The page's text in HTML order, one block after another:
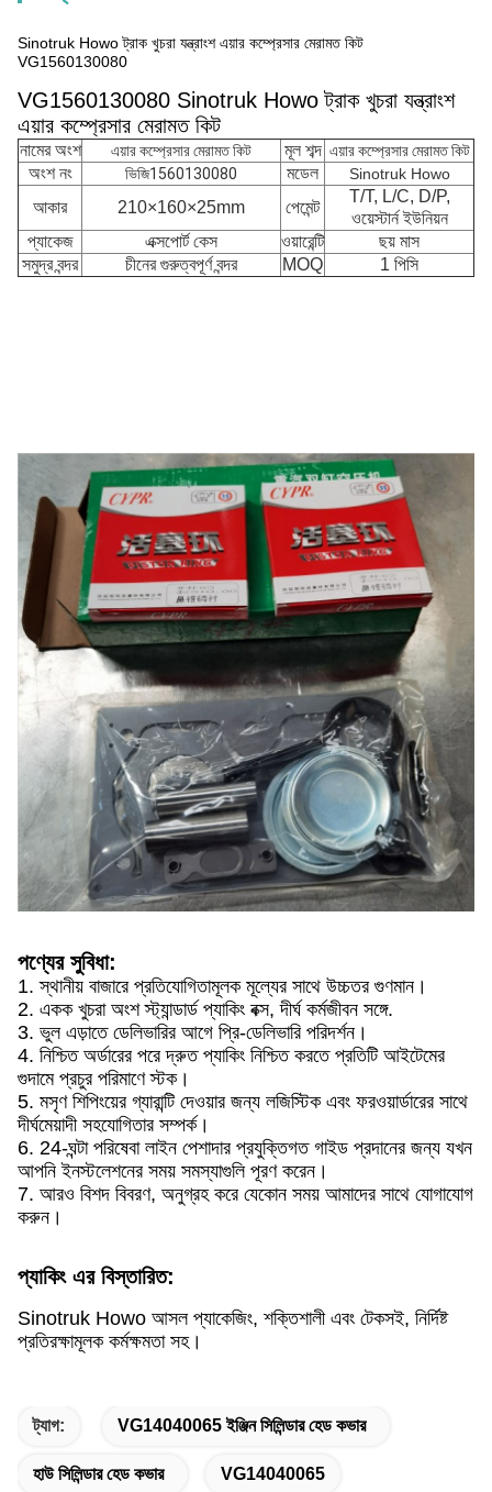
Sinotruk Howo ট্রাক খুচরা যন্ত্রাংশ এয়ার কম্প্রেসার মেরামত কিট
VG1560130080
VG1560130080 Sinotruk Howo ট্রাক খুচরা যন্ত্রাংশ
এয়ার কম্প্রেসার মেরামত কিট
নামের অংশ এয়ার কম্প্রেসার মেরামত কিট মূল শব্দ এয়ার কম্প্রেসার মেরামত কিট
অংশ নং ভিজি1560130080 মডেল Sinotruk Howo
আকার 210×160×25mm পেমেন্ট
T/T, L/C, D/P,
ওয়েস্টার্ন ইউনিয়ন
প্যাকেজ
এক্সপোর্ট কেস ওয়ারেন্টি
ছয় মাস
সমুদ্র বন্দর
চীনের গুরুত্বপূর্ণ বন্দর MOQ 1 পিসি
পণ্যের সুবিধা:
1. স্থানীয় বাজারে প্রতিযোগিতামূলক মূল্যের সাথে উচ্চতর গুণমান।
2. একক খুচরা অংশ স্ট্যান্ডার্ড প্যাকিং বক্স, দীর্ঘ কর্মজীবন সঙ্গে.
3. ভুল এড়াতে ডেলিভারির আগে প্রি-ডেলিভারি পরিদর্শন।
4. নিশ্চিত অর্ডারের পরে দ্রুত প্যাকিং নিশ্চিত করতে প্রতিটি আইটেমের
গুদামে প্রচুর পরিমাণে স্টক।
5. মসৃণ শিপিংয়ের গ্যারান্টি দেওয়ার জন্য লজিস্টিক এবং ফরওয়ার্ডারের সাথে
দীর্ঘমেয়াদী সহযোগিতার সম্পর্ক।
6. 24-ঘন্টা পরিষেবা লাইন পেশাদার প্রযুক্তিগত গাইড প্রদানের জন্য যখন
আপনি ইনস্টলেশনের সময় সমস্যাগুলি পূরণ করেন।
7. আরও বিশদ বিবরণ, অনুগ্রহ করে যেকোন সময় আমাদের সাথে যোগাযোগ
করুন।
প্যাকিং এর বিস্তারিত:
Sinotruk Howo আসল প্যাকেজিং, শক্তিশালী এবং টেকসই, নির্দিষ্ট
প্রতিরক্ষামূলক কর্মক্ষমতা সহ।
ট্যাগ: VG14040065 ইঞ্জিন সিলিন্ডার হেড কভার
হাউ সিলিন্ডার হেড কভার VG14040065